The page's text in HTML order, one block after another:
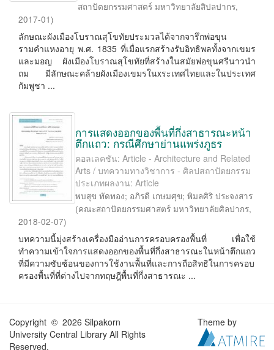
สถาปัตยกรรมศาสตร์ มหาวิทยาลัยสิปลปากร,
2017-01)
ลักษณะผังเมืองโบราณสุโขทัยประมวลได้จากจารึกพ่อขุน
รามคำแหงอายุ พ.ศ. 1835 ที่เมื่อแรกสร้างรับอิทธิพลทั้งจากเขมร
และมอญ ผังเมืองโบราณสุโขทัยที่สร้างในสมัยพ่อขุนศรีนาวนำ
ถม มีลักษณะคล้ายผังเมืองเขมรในxระเทศไทยและในประเทศ
กัมพูชา ...
การแสดงออกของพื้นที่กึ่งสาธารณะหน้า
ตึกแถว: กรณีศึกษาย่านแพร่งภูธร
คอลเลคชัน: Article - Architecture and Related
Arts / บทความทางวิชาการ - ศิลปสถาปัตยกรรม
ประเภทผลงาน: Article
พบสุข ทัดทอง; อภิรดี เกษมศุข; พิมลศิริ ประจงสาร
(คณะสถาปัตยกรรมศาสตร์ มหาวิทยาลัยศิลปากร,
2018-02-07)
บทความนี้มุ่งสร้างเครื่องมืออ่านการครอบครองพื้นที่ เพื่อใช้
ทำความเข้าใจการแสดงออกของพื้นที่กึ่งสาธารณะในหน้าตึกแถว
ที่มีความซับซ้อนของการใช้งานพื้นที่และการถือสิทธิในการครอบ
ครองพื้นที่ที่ต่างไปจากทฤษฎีพื้นที่กึ่งสาธารณะ ...
Copyright © 2026 Silpakorn
University Central Library All Rights
Reserved.
Theme by